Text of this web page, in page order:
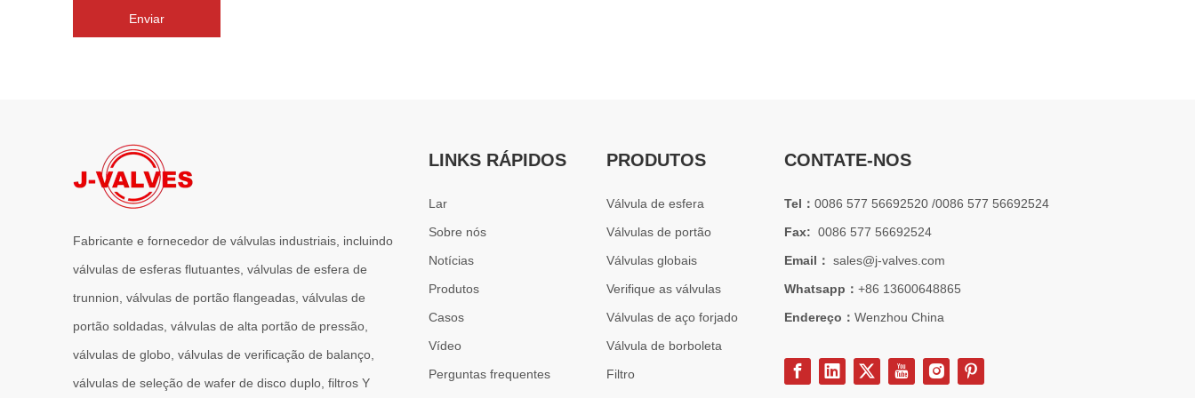
Os sistemas de engenharia naval operam em alguns
Enviar
Fabricante e fornecedor de válvulas industriais, incluindo
válvulas de esferas flutuantes, válvulas de esfera de
trunnion, válvulas de portão flangeadas, válvulas de
portão soldadas, válvulas de alta portão de pressão,
válvulas de globo, válvulas de verificação de balanço,
válvulas de seleção de wafer de disco duplo, filtros Y
LINKS RÁPIDOS
Lar
Sobre nós
Notícias
Produtos
Casos
Vídeo
Perguntas frequentes
PRODUTOS
Válvula de esfera
Válvulas de portão
Válvulas globais
Verifique as válvulas
Válvulas de aço forjado
Válvula de borboleta
Filtro
CONTATE-NOS
Tel： 0086 577 56692520 /0086 577 56692524
Fax: 0086 577 56692524
Email： sales@j-valves.com
Whatsapp： +86 13600648865
Endereço： Wenzhou China